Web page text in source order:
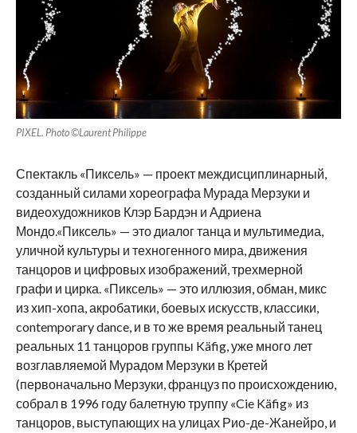
PIXEL. Photo ©Laurent Philippe
Спектакль «Пиксель» — проект междисциплинарный,
созданный силами хореографа Мурада Мерзуки и
видеохудожников Клэр Бардэн и Адриена
Мондо.«Пиксель» — это диалог танца и мультимедиа,
уличной культуры и техногенного мира, движения
танцоров и цифровых изображений, трехмерной
графи и цирка. «Пиксель» — это иллюзия, обман, микс
из хип-хопа, акробатики, боевых искусств, классики,
contemporary dance, и в то же время реальный танец
реальных 11 танцоров группы Käfig, уже много лет
возглавляемой Мурадом Мерзуки в Кретей
(первоначально Мерзуки, француз по происхождению,
собрал в 1996 году балетную труппу «Cie Käfig» из
танцоров, выступающих на улицах Рио-де-Жанейро, и